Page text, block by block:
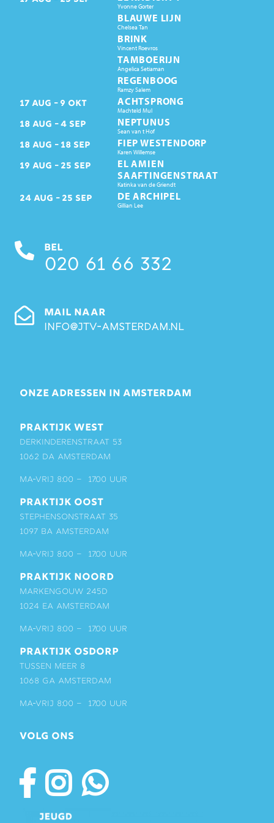
Yvonne Gorter
BLAUWE LIJN
Chelsea Tan
BRINK
Vincent Roevros
TAMBOERIJN
Angelica Setiaman
REGENBOOG
Ramzy Salem
17 AUG 9 OKT ACHTSPRONG
Machteld Mul
18 AUG 4 SEP NEPTUNUS
Sean van t Hof
18 AUG 18 SEP FIEP WESTENDORP
Karen Willemse
19 AUG 25 SEP
EL AMIEN
SAAFTINGENSTRAAT
Katinka van de Griendt
24 AUG 25 SEP DE ARCHIPEL
Gillian Lee
BEL
020 61 66 332
MAIL NAAR
info@jtv-amsterdam.nl
ONZE ADRESSEN IN AMSTERDAM
PRAKTIJK WEST
Derkinderenstraat 53
1062 DA Amsterdam
ma-vrij 8:00 – 17:00 uur
PRAKTIJK OOST
Stephensonstraat 35
1097 BA Amsterdam
ma-vrij 8:00 – 17:00 uur
PRAKTIJK NOORD
Markengouw 245D
1024 EA Amsterdam
ma-vrij 8:00 – 17:00 uur
PRAKTIJK OSDORP
Tussen Meer 8
1068 GA Amsterdam
ma-vrij 8:00 – 17:00 uur
VOLG ONS